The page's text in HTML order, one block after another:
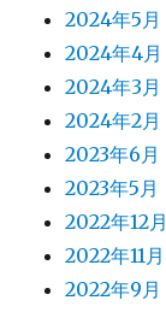
2024年5月
2024年4月
2024年3月
2024年2月
2023年6月
2023年5月
2022年12月
2022年11月
2022年9月